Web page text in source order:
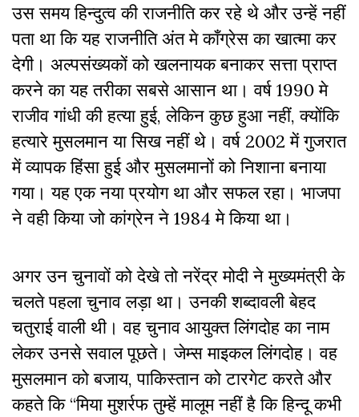
उस समय हिन्दुत्व की राजनीति कर रहे थे और उन्हें नहीं
पता था कि यह राजनीति अंत मे काँग्रेस का खात्मा कर
देगी। अल्पसंख्यकों को खलनायक बनाकर सत्ता प्राप्त
करने का यह तरीका सबसे आसान था। वर्ष 1990 मे
राजीव गांधी की हत्या हुई, लेकिन कुछ हुआ नहीं, क्योंकि
हत्यारे मुसलमान या सिख नहीं थे। वर्ष 2002 में गुजरात
में व्यापक हिंसा हुई और मुसलमानों को निशाना बनाया
गया। यह एक नया प्रयोग था और सफल रहा। भाजपा
ने वही किया जो कांग्रेन ने 1984 मे किया था।
अगर उन चुनावों को देखे तो नरेंद्र मोदी ने मुख्यमंत्री के
चलते पहला चुनाव लड़ा था। उनकी शब्दावली बेहद
चतुराई वाली थी। वह चुनाव आयुक्त लिंगदोह का नाम
लेकर उनसे सवाल पूछते। जेम्स माइकल लिंगदोह। वह
मुसलमान को बजाय, पाकिस्तान को टारगेट करते और
कहते कि “मिया मुशर्रफ तुम्हें मालूम नहीं है कि हिन्दू कभी